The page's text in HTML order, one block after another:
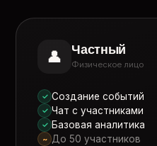
👤 Частный
Физическое лицо
✓ Создание событий
✓ Чат с участниками
✓ Базовая аналитика
~ До 50 участников